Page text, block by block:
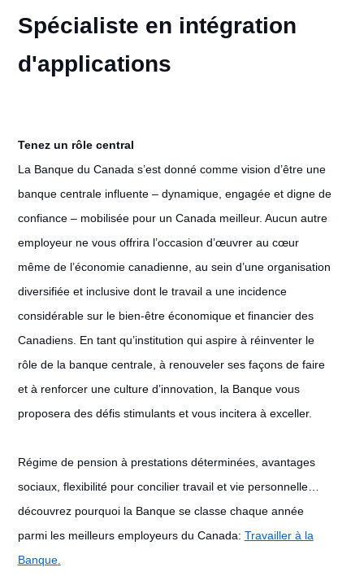
Spécialiste en intégration
d'applications
Tenez un rôle central
La Banque du Canada s’est donné comme vision d’être une
banque centrale influente – dynamique, engagée et digne de
confiance – mobilisée pour un Canada meilleur. Aucun autre
employeur ne vous offrira l’occasion d’œuvrer au cœur
même de l’économie canadienne, au sein d’une organisation
diversifiée et inclusive dont le travail a une incidence
considérable sur le bien-être économique et financier des
Canadiens. En tant qu’institution qui aspire à réinventer le
rôle de la banque centrale, à renouveler ses façons de faire
et à renforcer une culture d’innovation, la Banque vous
proposera des défis stimulants et vous incitera à exceller.
Régime de pension à prestations déterminées, avantages
sociaux, flexibilité pour concilier travail et vie personnelle…
découvrez pourquoi la Banque se classe chaque année
parmi les meilleurs employeurs du Canada: Travailler à la
Banque.